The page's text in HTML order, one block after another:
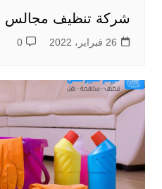
شركة تنظيف مجالس
26 فبراير، 2022 0